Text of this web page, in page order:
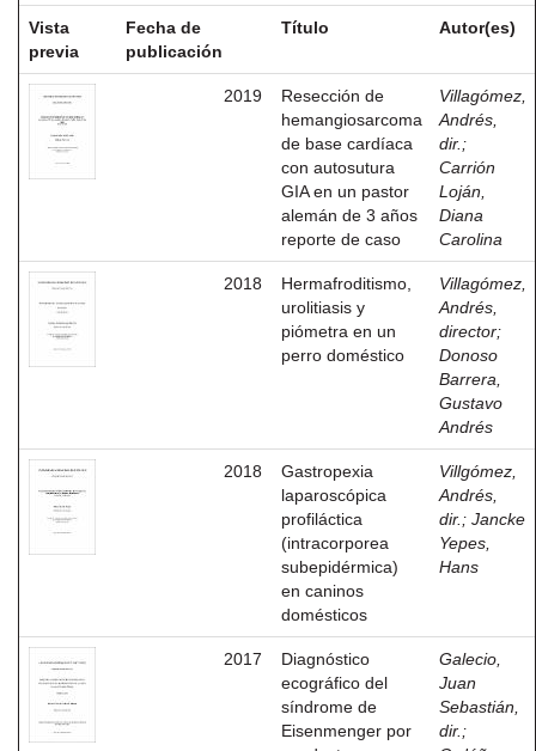
Vista
previa
Fecha de
publicación
Título Autor(es)
2019
Resección de
hemangiosarcoma
de base cardíaca
con autosutura
GIA en un pastor
alemán de 3 años
reporte de caso
Villagómez,
Andrés,
dir. ;
Carrión
Loján,
Diana
Carolina
2018
Hermafroditismo,
urolitiasis y
piómetra en un
perro doméstico
Villagómez,
Andrés,
director;
Donoso
Barrera,
Gustavo
Andrés
2018
Gastropexia
laparoscópica
profiláctica
(intracorporea
subepidérmica)
en caninos
domésticos
Villgómez,
Andrés,
dir. ; Jancke
Yepes,
Hans
2017
Diagnóstico
ecográfico del
síndrome de
Eisenmenger por
Galecio,
Juan
Sebastián,
dir. ;